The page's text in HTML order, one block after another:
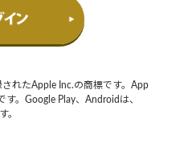
れたApple Inc.の商標です。App
。Google Play、Androidは、
。